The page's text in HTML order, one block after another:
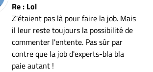
Re : Lol
Z'étaient pas là pour faire la job. Mais
il leur reste toujours la possibilité de
commenter l'entente. Pas sûr par
contre que la job d'experts-bla bla
paie autant !